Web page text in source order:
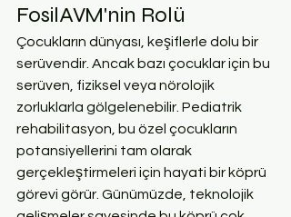
FosilAVM'nin Rolü
Çocukların dünyası, keşiflerle dolu bir
serüvendir. Ancak bazı çocuklar için bu
serüven, fiziksel veya nörolojik
zorluklarla gölgelenebilir. Pediatrik
rehabilitasyon, bu özel çocukların
potansiyellerini tam olarak
gerçekleştirmeleri için hayati bir köprü
görevi görür. Günümüzde, teknolojik